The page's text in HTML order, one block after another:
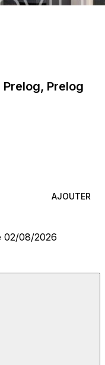
Prelog
AJOUTER
02/08/2026